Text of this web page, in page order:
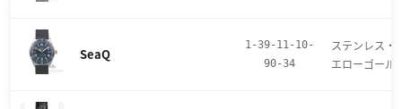
SeaQ
1-39-11-10-
90-34
ステンレス・
エローゴール